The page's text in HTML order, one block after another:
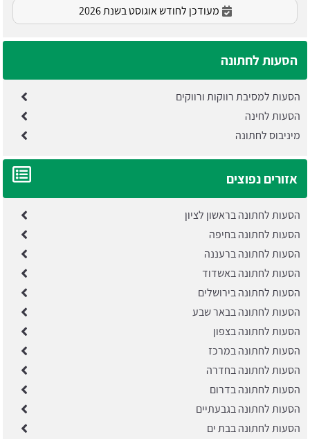
מעודכן לחודש אוגוסט בשנת 2026
הסעות לחתונה
הסעות למסיבת רווקות ורווקים
הסעות לחינה
מיניבוס לחתונה
אזורים נפוצים
הסעות לחתונה בראשון לציון
הסעות לחתונה בחיפה
הסעות לחתונה ברעננה
הסעות לחתונה באשדוד
הסעות לחתונה בירושלים
הסעות לחתונה בבאר שבע
הסעות לחתונה בצפון
הסעות לחתונה במרכז
הסעות לחתונה בחדרה
הסעות לחתונה בדרום
הסעות לחתונה בגבעתיים
הסעות לחתונה בבת ים